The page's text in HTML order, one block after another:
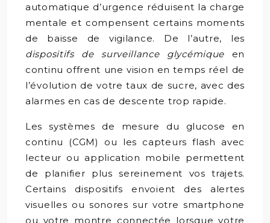
automatique d’urgence réduisent la charge
mentale et compensent certains moments
de baisse de vigilance. De l’autre, les
dispositifs de surveillance glycémique en
continu offrent une vision en temps réel de
l’évolution de votre taux de sucre, avec des
alarmes en cas de descente trop rapide.
Les systèmes de mesure du glucose en
continu (CGM) ou les capteurs flash avec
lecteur ou application mobile permettent
de planifier plus sereinement vos trajets.
Certains dispositifs envoient des alertes
visuelles ou sonores sur votre smartphone
ou votre montre connectée lorsque votre